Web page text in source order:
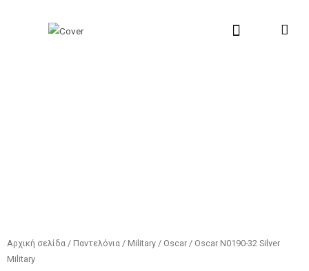
Αρχική σελίδα / Παντελόνια / Military / Oscar / Oscar N0190-32 Silver
Military